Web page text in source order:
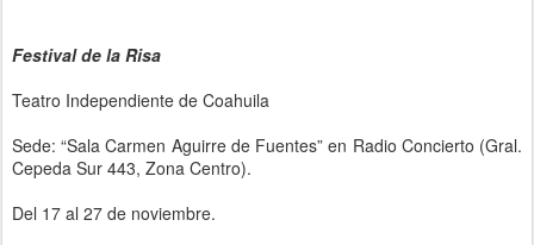
Festival de la Risa
Teatro Independiente de Coahuila
Sede: “Sala Carmen Aguirre de Fuentes” en Radio Concierto (Gral.
Cepeda Sur 443, Zona Centro).
Del 17 al 27 de noviembre.